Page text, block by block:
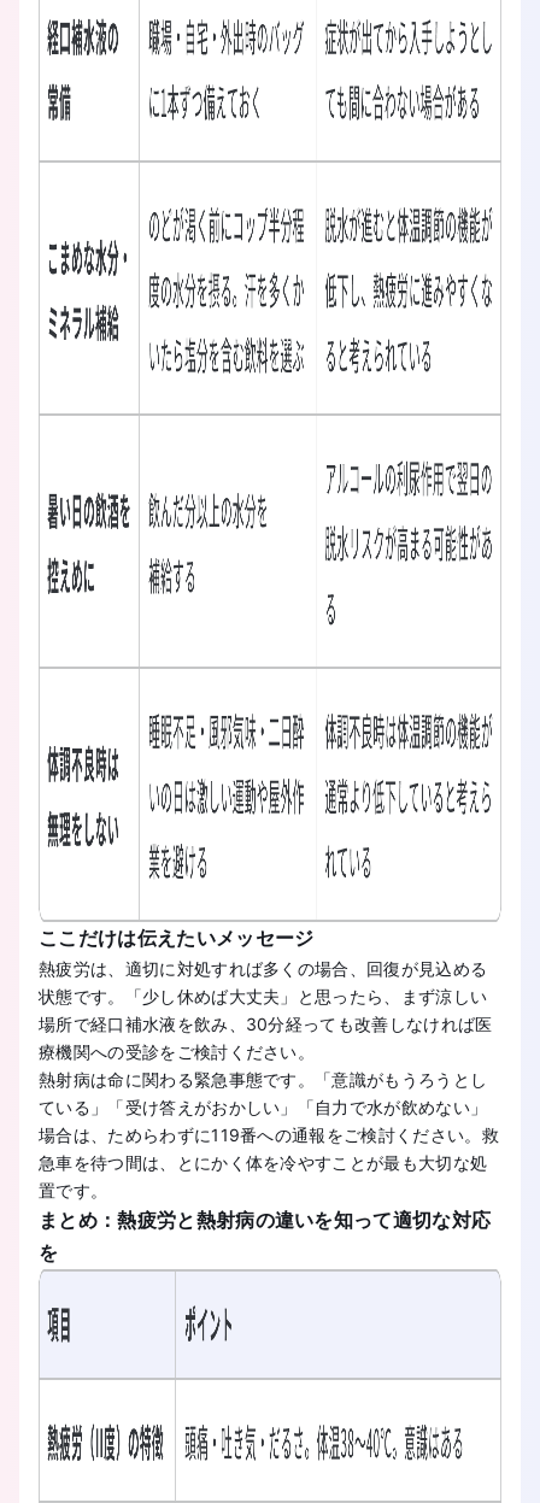
ここだけは伝えたいメッセージ
熱疲労は、適切に対処すれば多くの場合、回復が見込める
状態です。「少し休めば大丈夫」と思ったら、まず涼しい
場所で経口補水液を飲み、30分経っても改善しなければ医
療機関への受診をご検討ください。
熱射病は命に関わる緊急事態です。「意識がもうろうとし
ている」「受け答えがおかしい」「自力で水が飲めない」
場合は、ためらわずに119番への通報をご検討ください。救
急車を待つ間は、とにかく体を冷やすことが最も大切な処
置です。
まとめ：熱疲労と熱射病の違いを知って適切な対応
を